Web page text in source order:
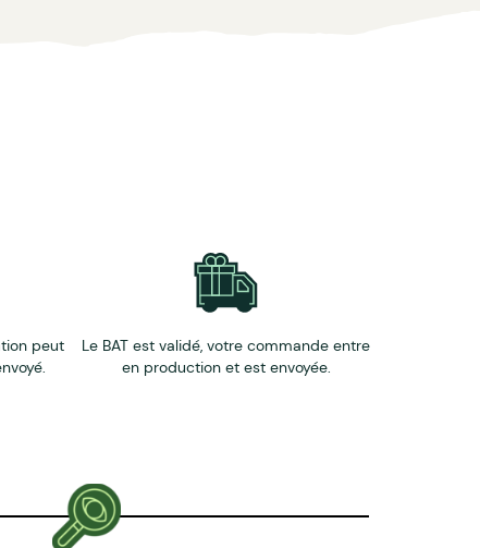
peut
Le BAT est validé, votre commande entre
en production et est envoyée.